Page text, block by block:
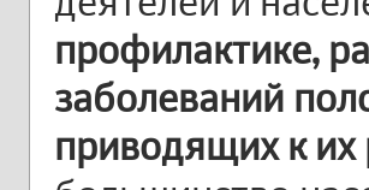
профилактике,
заболеваний
приводящих к их